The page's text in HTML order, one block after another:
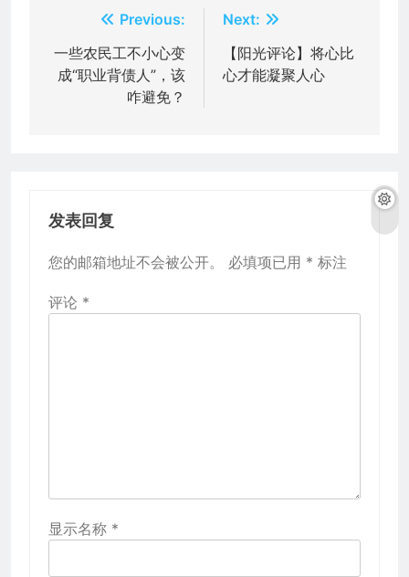
章
导
Previous:
一些农民工不小心变
成“职业背债人”，该
咋避免？
Next:
【阳光评论】将心比
心才能凝聚人心
发表回复
您的邮箱地址不会被公开。 必填项已用 * 标注
评论 *
显示名称 *